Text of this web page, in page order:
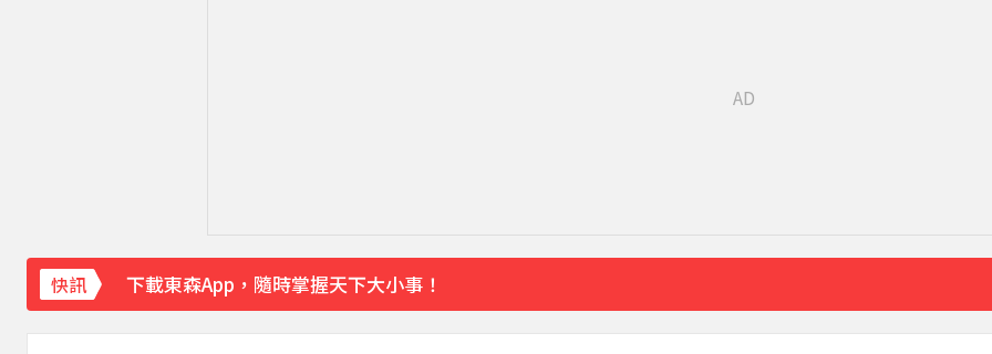
快訊
下載東森App，隨時掌握天下大小事！
《理財達人秀》X 安聯投信免費講座報名中！搶先卡位 2027